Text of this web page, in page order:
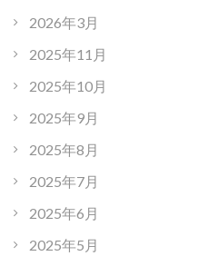
2026年3月
2025年11月
2025年10月
2025年9月
2025年8月
2025年7月
2025年6月
2025年5月